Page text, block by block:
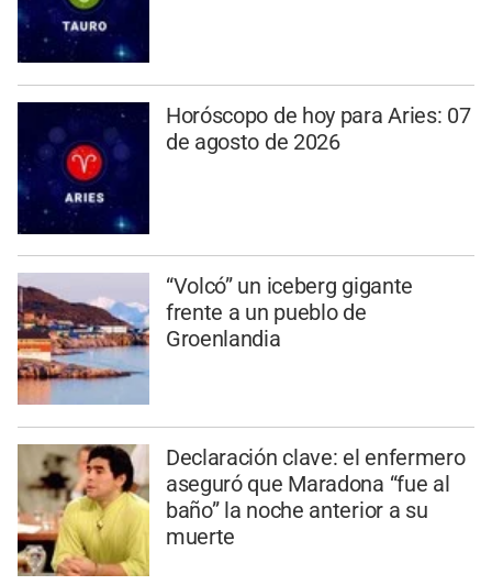
Horóscopo de hoy para Aries: 07
de agosto de 2026
“Volcó” un iceberg gigante
frente a un pueblo de
Groenlandia
Declaración clave: el enfermero
aseguró que Maradona “fue al
baño” la noche anterior a su
muerte